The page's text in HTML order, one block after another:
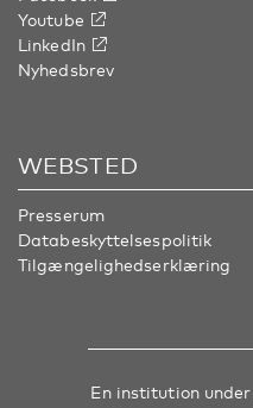
Youtube
LinkedIn
Nyhedsbrev
WEBSTED
Presserum
Databeskyttelsespolitik
Tilgængelighedserklæring
En institution under